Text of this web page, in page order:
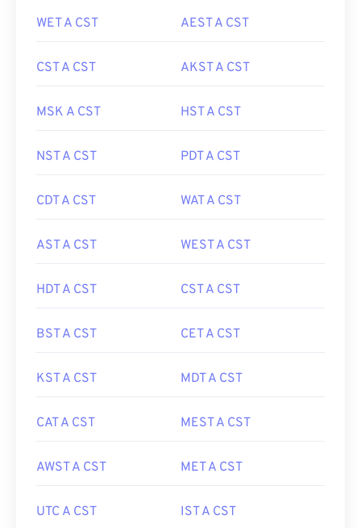
WET A CST AEST A CST
CST A CST AKST A CST
MSK A CST HST A CST
NST A CST PDT A CST
CDT A CST WAT A CST
AST A CST WEST A CST
HDT A CST CST A CST
BST A CST CET A CST
KST A CST MDT A CST
CAT A CST MEST A CST
AWST A CST MET A CST
UTC A CST IST A CST